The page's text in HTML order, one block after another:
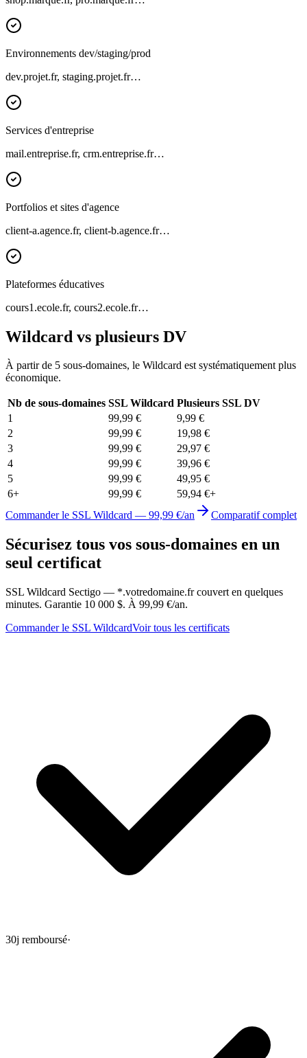
Environnements dev/staging/prod
dev.projet.fr, staging.projet.fr…
Services d'entreprise
mail.entreprise.fr, crm.entreprise.fr…
Portfolios et sites d'agence
client-a.agence.fr, client-b.agence.fr…
Plateformes éducatives
cours1.ecole.fr, cours2.ecole.fr…
Wildcard vs plusieurs DV
À partir de 5 sous-domaines, le Wildcard est systématiquement plus
économique.
Nb de sous-domaines SSL Wildcard Plusieurs SSL DV
1
99,99 €
9,99 €
2
99,99 €
19,98 €
3
99,99 €
29,97 €
4
99,99 €
39,96 €
5
99,99 €
49,95 €
6+
99,99 €
59,94 €+
Commander le SSL Wildcard — 99,99 €/an
Comparatif complet
Sécurisez tous vos sous-domaines en un
seul certificat
SSL Wildcard Sectigo — *.votredomaine.fr couvert en quelques
minutes. Garantie 10 000 $. À 99,99 €/an.
Commander le SSL WildcardVoir tous les certificats
30j remboursé·